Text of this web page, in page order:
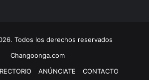
Todos los derechos reservados
Changoonga.com
ANÚNCIATE CONTACTO